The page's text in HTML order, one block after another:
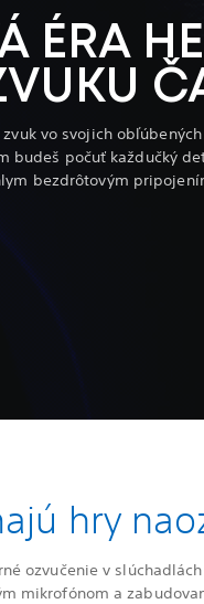
ÉRA
vo svojich
budeš počuť každučký
bezdrôtovým
hry
ozvučenie v
mikrofónom a